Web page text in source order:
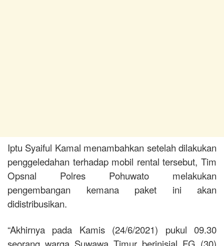
Iptu Syaiful Kamal menambahkan setelah dilakukan
penggeledahan terhadap mobil rental tersebut, Tim
Opsnal Polres Pohuwato melakukan
pengembangan kemana paket ini akan
didistribusikan.
“Akhirnya pada Kamis (24/6/2021) pukul 09.30